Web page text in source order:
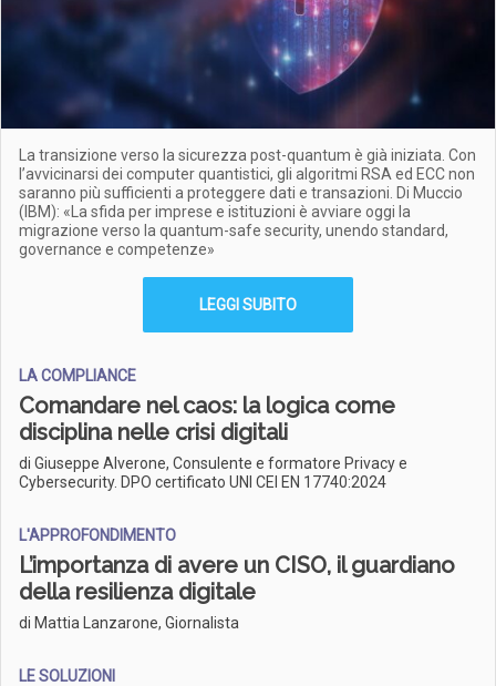
La transizione verso la sicurezza post-quantum è già iniziata. Con
l’avvicinarsi dei computer quantistici, gli algoritmi RSA ed ECC non
saranno più sufficienti a proteggere dati e transazioni. Di Muccio
(IBM): «La sfida per imprese e istituzioni è avviare oggi la
migrazione verso la quantum-safe security, unendo standard,
governance e competenze»
LEGGI SUBITO
LA COMPLIANCE
Comandare nel caos: la logica come
disciplina nelle crisi digitali
di Giuseppe Alverone, Consulente e formatore Privacy e
Cybersecurity. DPO certificato UNI CEI EN 17740:2024
L'APPROFONDIMENTO
L’importanza di avere un CISO, il guardiano
della resilienza digitale
di Mattia Lanzarone, Giornalista
LE SOLUZIONI